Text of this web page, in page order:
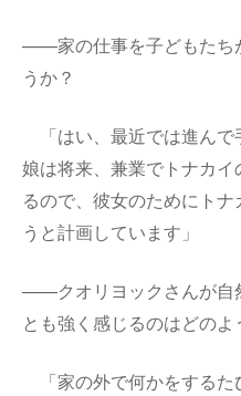
——家の仕事を子どもたち
うか？
「はい、最近では進んで
娘は将来、兼業でトナカ
るので、彼女のためにト
うと計画しています」
——クオリヨックさんが自
とも強く感じるのはどの
「家の外で何かをするた